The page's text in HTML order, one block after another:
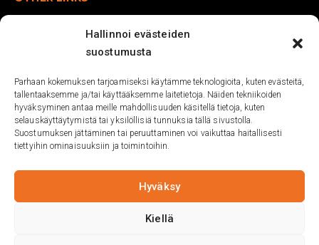
Hallinnoi evästeiden
suostumusta
Parhaan kokemuksen tarjoamiseksi käytämme teknologioita, kuten evästeitä,
tallentaaksemme ja/tai käyttääksemme laitetietoja. Näiden tekniikoiden
hyväksyminen antaa meille mahdollisuuden käsitellä tietoja, kuten
selauskäyttäytymistä tai yksilöllisiä tunnuksia tällä sivustolla.
Suostumuksen jättäminen tai peruuttaminen voi vaikuttaa haitallisesti
tiettyihin ominaisuuksiin ja toimintoihin.
Hyväksy
Kiellä
Privacy policy
CONTACT US!
+358 50 372 6713
info@coolcenter.fi
30100 Forssa